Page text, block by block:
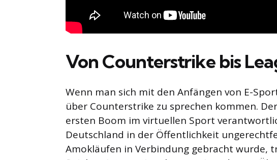
Von Counterstrike bis
Wenn man sich mit den Anfängen von E-
über Counterstrike zu sprechen kommen.
ersten Boom im virtuellen Sport
Deutschland in der Öffentlichkeit
Amokläufen in Verbindung gebracht wurde,